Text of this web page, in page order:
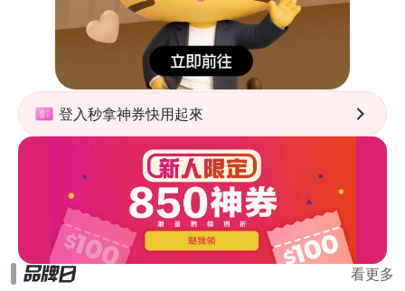
登入秒拿神券快用起來
看更多